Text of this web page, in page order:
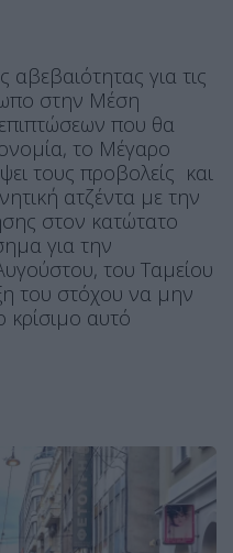
για τις
στην Μέση
που θα
το Μέγαρο
τους προβολείς και
ατζέντα με την
στον κατώτατο
για την
του Ταμείου
του στόχου να μην
κρίσιμο αυτό